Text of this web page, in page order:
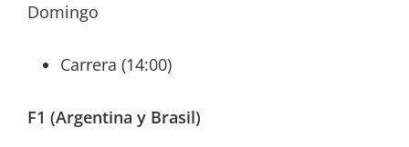
Domingo
Carrera (14:00)
F1 (Argentina y Brasil)